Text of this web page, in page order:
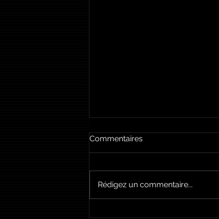
Commentaires
Rédigez un commentaire...